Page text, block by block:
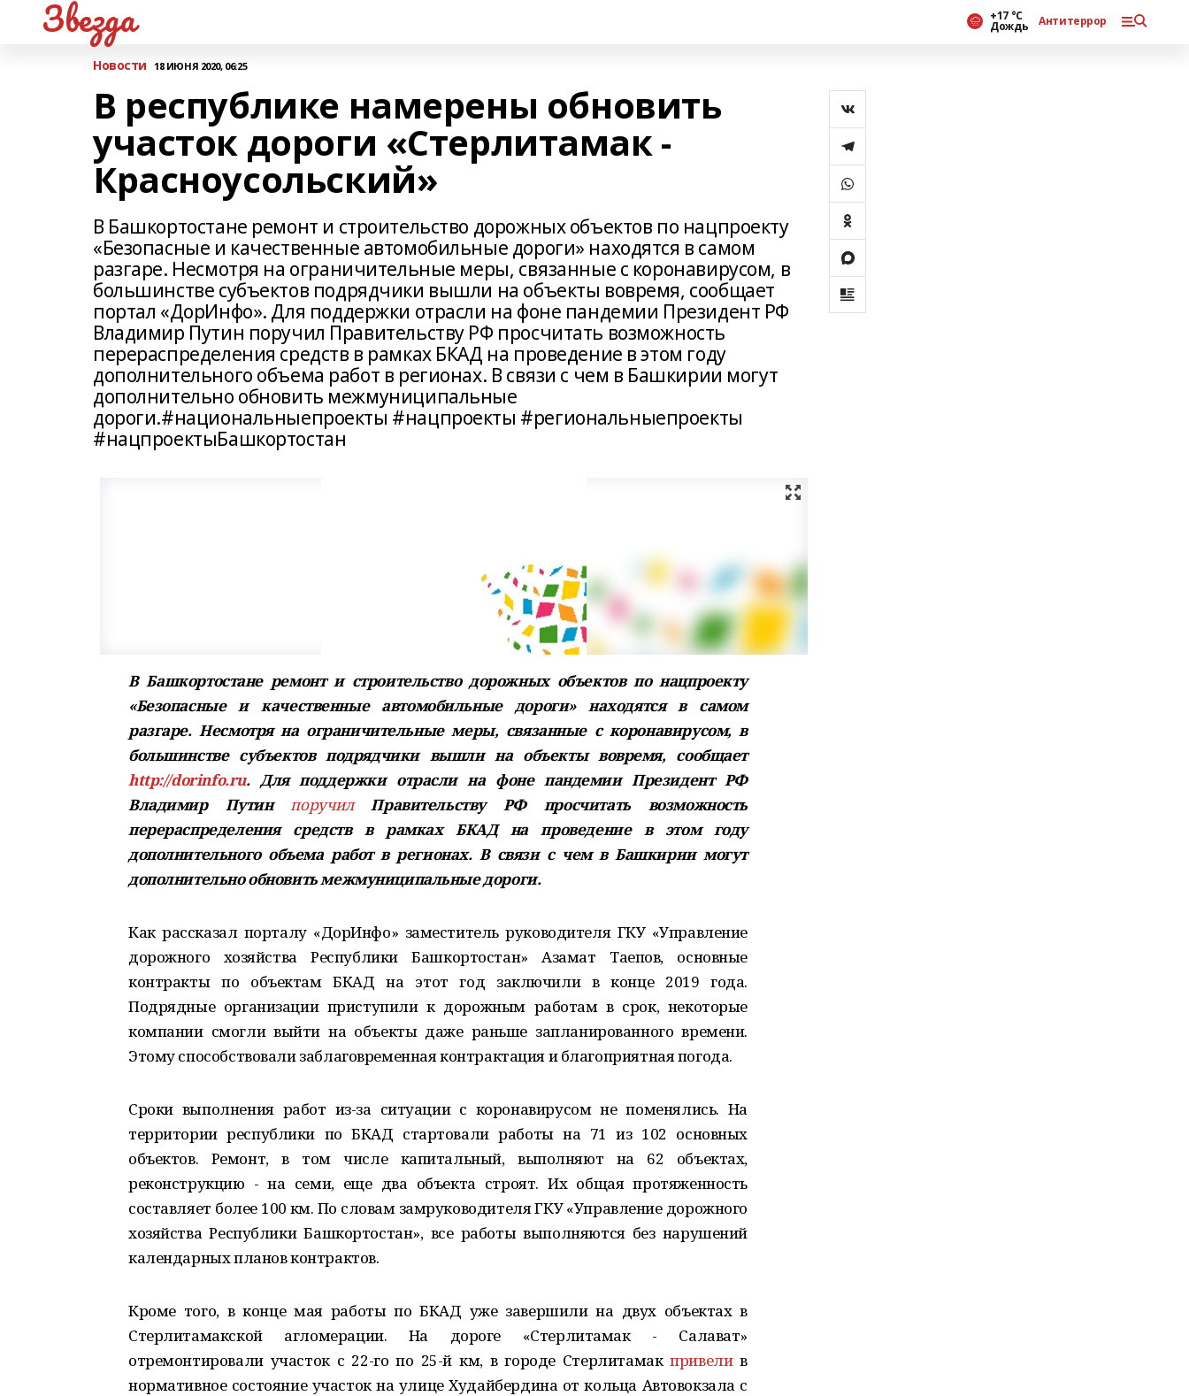
Звезда +17 °С
Дождь Антитеррор
Новости 18 ИЮНЯ 2020, 06:25
В республике намерены обновить
участок дороги «Стерлитамак -
Красноусольский»
В Башкортостане ремонт и строительство дорожных объектов по нацпроекту
«Безопасные и качественные автомобильные дороги» находятся в самом
разгаре. Несмотря на ограничительные меры, связанные с коронавирусом, в
большинстве субъектов подрядчики вышли на объекты вовремя, сообщает
портал «ДорИнфо». Для поддержки отрасли на фоне пандемии Президент РФ
Владимир Путин поручил Правительству РФ просчитать возможность
перераспределения средств в рамках БКАД на проведение в этом году
дополнительного объема работ в регионах. В связи с чем в Башкирии могут
дополнительно обновить межмуниципальные
дороги.#национальныепроекты #нацпроекты #региональныепроекты
#нацпроектыБашкортостан
В Башкортостане ремонт и строительство дорожных объектов по нацпроекту
«Безопасные и качественные автомобильные дороги» находятся в самом
разгаре. Несмотря на ограничительные меры, связанные с коронавирусом, в
большинстве субъектов подрядчики вышли на объекты вовремя, сообщает
http://dorinfo.ru. Для поддержки отрасли на фоне пандемии Президент РФ
Владимир ПутинпоручилПравительству РФ просчитать возможность
перераспределения средств в рамках БКАД на проведение в этом году
дополнительного объема работ в регионах. В связи с чем в Башкирии могут
дополнительно обновить межмуниципальные дороги.
Как рассказал порталу «ДорИнфо» заместитель руководителя ГКУ «Управление
дорожного хозяйства Республики Башкортостан» Азамат Таепов, основные
контракты по объектам БКАД на этот год заключили в конце 2019 года.
Подрядные организации приступили к дорожным работам в срок, некоторые
компании смогли выйти на объекты даже раньше запланированного времени.
Этому способствовали заблаговременная контрактация и благоприятная погода.
Сроки выполнения работ из-за ситуации с коронавирусом не поменялись. На
территории республики по БКАД стартовали работы на 71 из 102 основных
объектов. Ремонт, в том числе капитальный, выполняют на 62 объектах,
реконструкцию - на семи, еще два объекта строят. Их общая протяженность
составляет более 100 км. По словам замруководителя ГКУ «Управление дорожного
хозяйства Республики Башкортостан», все работы выполняются без нарушений
календарных планов контрактов.
Кроме того, в конце мая работы по БКАД уже завершили на двух объектах в
Стерлитамакской агломерации. На дороге «Стерлитамак - Салават»
отремонтировали участок с 22-го по 25-й км, в городе Стерлитамакпривелив
нормативное состояние участок на улице Худайбердина от кольца Автовокзала с